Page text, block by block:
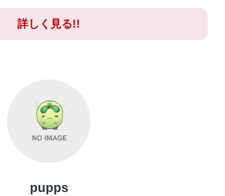
詳しく見る!!
pupps